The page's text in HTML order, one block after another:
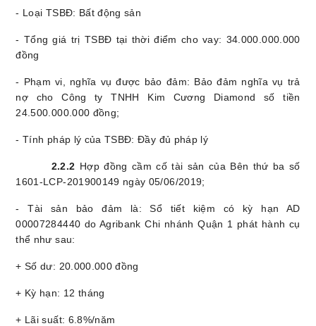
- Loại TSBĐ: Bất động sản
- Tổng giá trị TSBĐ tại thời điểm cho vay: 34.000.000.000
đồng
- Phạm vi, nghĩa vụ được bảo đảm: Bảo đảm nghĩa vụ trả
nợ cho Công ty TNHH Kim Cương Diamond số tiền
24.500.000.000 đồng;
- Tính pháp lý của TSBĐ: Đầy đủ pháp lý
2.2.2 Hợp đồng cầm cố tài sản của Bên thứ ba số
1601-LCP-201900149 ngày 05/06/2019;
- Tài sản bảo đảm là: Sổ tiết kiệm có kỳ hạn AD
00007284440 do Agribank Chi nhánh Quận 1 phát hành cụ
thể như sau:
+ Số dư: 20.000.000 đồng
+ Kỳ hạn: 12 tháng
+ Lãi suất: 6.8%/năm